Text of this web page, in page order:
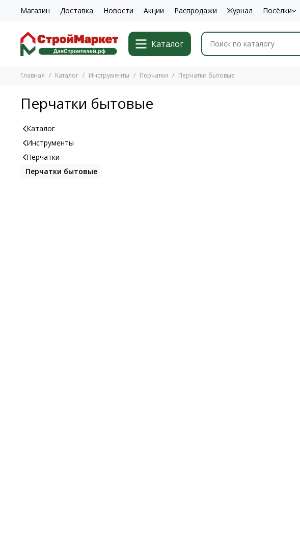
Магазин Доставка Новости Акции Распродажи Журнал Посёлки
Каталог
Главная Каталог Инструменты Перчатки Перчатки бытовые
Перчатки бытовые
Каталог
Инструменты
Перчатки
Перчатки бытовые